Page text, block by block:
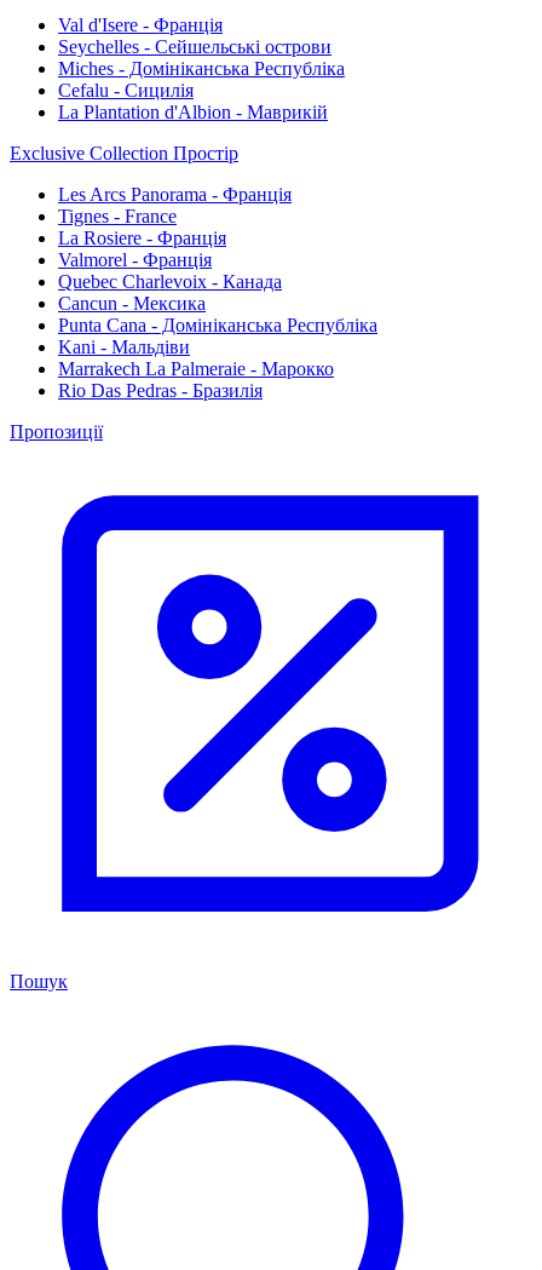
Val d'Isere - Франція
Seychelles - Сейшельські острови
Miches - Домініканська Республіка
Cefalu - Сицилія
La Plantation d'Albion - Маврикій
Exclusive Collection Простір
Les Arcs Panorama - Франція
Tignes - France
La Rosiere - Франція
Valmorel - Франція
Quebec Charlevoix - Канада
Cancun - Мексика
Punta Cana - Домініканська Республіка
Kani - Мальдіви
Marrakech La Palmeraie - Марокко
Rio Das Pedras - Бразилія
Пропозиції
Пошук